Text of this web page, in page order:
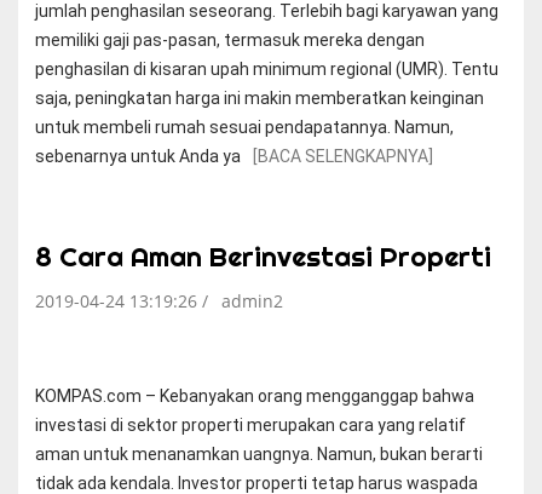
jumlah penghasilan seseorang. Terlebih bagi karyawan yang
memiliki gaji pas-pasan, termasuk mereka dengan
penghasilan di kisaran upah minimum regional (UMR). Tentu
saja, peningkatan harga ini makin memberatkan keinginan
untuk membeli rumah sesuai pendapatannya. Namun,
sebenarnya untuk Anda ya
[BACA SELENGKAPNYA]
8 Cara Aman Berinvestasi Properti
2019-04-24 13:19:26 / admin2
KOMPAS.com – Kebanyakan orang mengganggap bahwa
investasi di sektor properti merupakan cara yang relatif
aman untuk menanamkan uangnya. Namun, bukan berarti
tidak ada kendala. Investor properti tetap harus waspada